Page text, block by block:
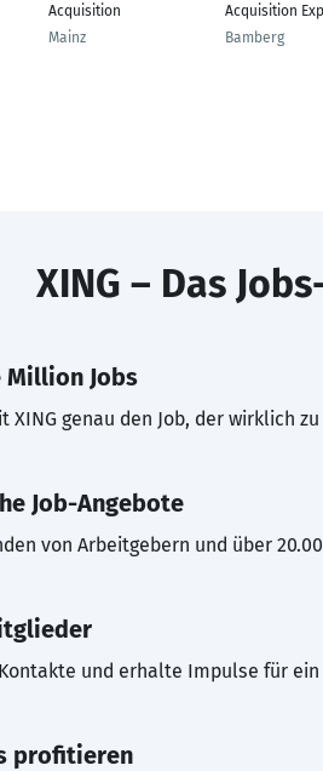
Acquisition
Mainz
Acquisition
Bamberg
XING – Das
Million Jobs
XING genau den Job, der wirklich
Job-Angebote
von Arbeitgebern und über
und erhalte Impulse für ein
profitieren